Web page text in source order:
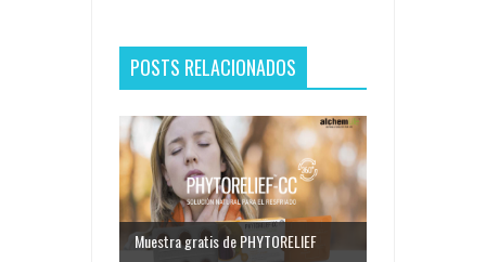
POSTS RELACIONADOS
Muestra gratis de PHYTORELIEF